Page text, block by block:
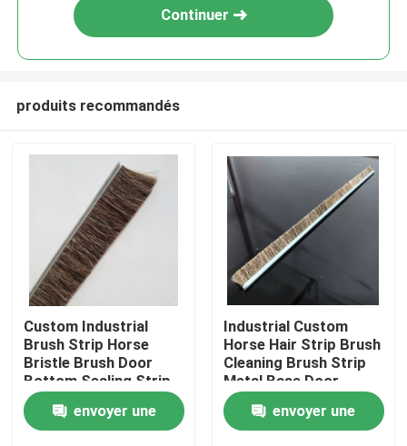
Aperçu
Produits
Continuer
produits recommandés
Custom Industrial
Brush Strip Horse
Bristle Brush Door
Bottom Sealing Strip
Brush For
Sealing/Cleaning/Dust
Removal
envoyer une
Industrial Custom
Horse Hair Strip Brush
Cleaning Brush Strip
Metal Base Door
Sweep Brush Horse
Hair Strip Brush
envoyer une